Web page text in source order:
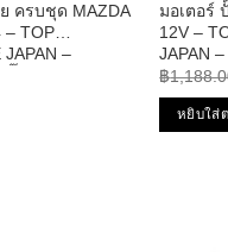
ครบชุด MAZDA
– TOP
JAPAN –
ก มาสด้า สาม
มอเตอร์
12V –
JAPAN
BOSCH
฿
หยิบใส่